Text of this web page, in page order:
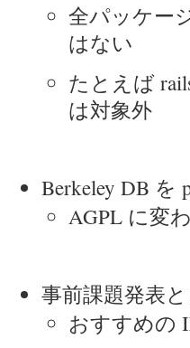
全パッケー
はない
たとえば
は対象外
Berkeley DB を
AGPL に変
事前課題発表
おすすめの